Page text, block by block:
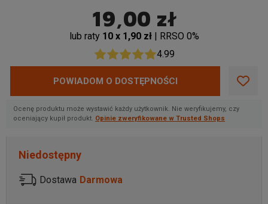
19,00 zł
lub raty 10 x 1,90 zł | RRSO 0%
4.99
Ocenę produktu może wystawić każdy użytkownik. Nie weryfikujemy, czy
oceniający kupił produkt. Opinie zweryfikowane w Trusted Shops
Niedostępny
Dostawa Darmowa
POWIADOM O DOSTĘPNOŚCI